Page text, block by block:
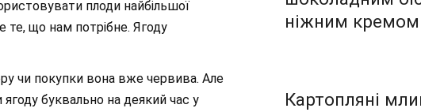
плоди найбільшої
те, що нам потрібне. Ягоду
чи покупки вона вже червива. Але
буквально на деякий час у
ніжним кремом
Картопляні